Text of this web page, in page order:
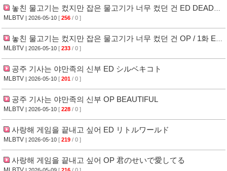
놓친 물고기는 컸지만 잡은 물고기가 너무 컸던 건 ED DEAD
OR LOVE
MLBTV | 2026-05-10 [ 256 / 0 ]
놓친 물고기는 컸지만 잡은 물고기가 너무 컸던 건 OP / 1화 ED
誓いはキュンと。
MLBTV | 2026-05-10 [ 233 / 0 ]
공주 기사는 야만족의 신부 ED シルベキコト
MLBTV | 2026-05-10 [ 201 / 0 ]
공주 기사는 야만족의 신부 OP BEAUTIFUL
MLBTV | 2026-05-10 [ 228 / 0 ]
사랑해 게임을 끝내고 싶어 ED リトルワールド
MLBTV | 2026-05-10 [ 219 / 0 ]
사랑해 게임을 끝내고 싶어 OP 君のせいで愛してる